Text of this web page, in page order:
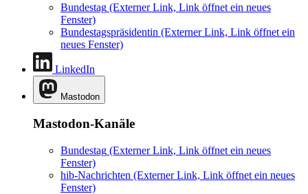
Bundestag (Externer Link, Link öffnet ein neues
Fenster)
Bundestagspräsidentin (Externer Link, Link öffnet ein
neues Fenster)
LinkedIn
Mastodon
Mastodon-Kanäle
Bundestag (Externer Link, Link öffnet ein neues
Fenster)
hib-Nachrichten (Externer Link, Link öffnet ein neues
Fenster)